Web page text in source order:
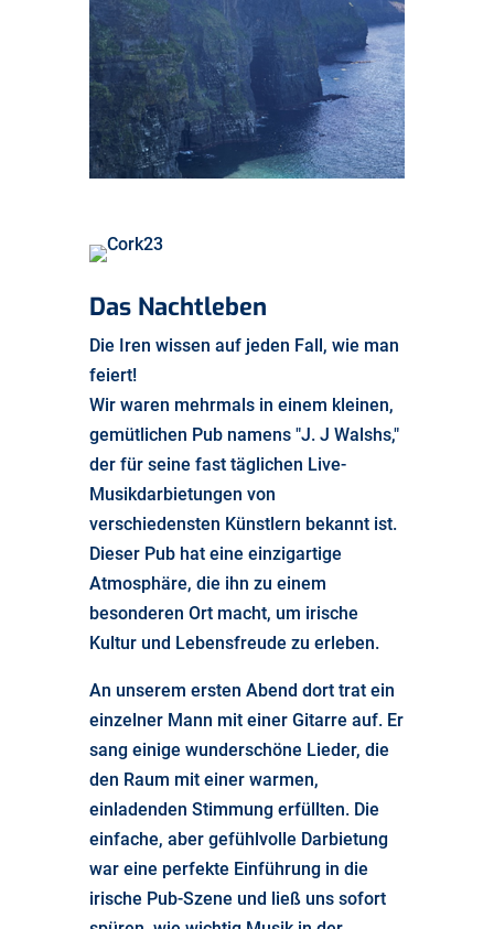
Das Nachtleben
Die Iren wissen auf jeden Fall, wie man
feiert!
Wir waren mehrmals in einem kleinen,
gemütlichen Pub namens "J. J Walshs,"
der für seine fast täglichen Live-
Musikdarbietungen von
verschiedensten Künstlern bekannt ist.
Dieser Pub hat eine einzigartige
Atmosphäre, die ihn zu einem
besonderen Ort macht, um irische
Kultur und Lebensfreude zu erleben.
An unserem ersten Abend dort trat ein
einzelner Mann mit einer Gitarre auf. Er
sang einige wunderschöne Lieder, die
den Raum mit einer warmen,
einladenden Stimmung erfüllten. Die
einfache, aber gefühlvolle Darbietung
war eine perfekte Einführung in die
irische Pub-Szene und ließ uns sofort